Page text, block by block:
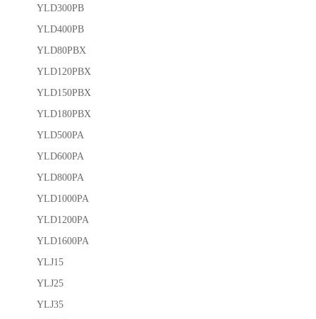
YLD300PB
YLD400PB
YLD80PBX
YLD120PBX
YLD150PBX
YLD180PBX
YLD500PA
YLD600PA
YLD800PA
YLD1000PA
YLD1200PA
YLD1600PA
YLJ15
YLJ25
YLJ35